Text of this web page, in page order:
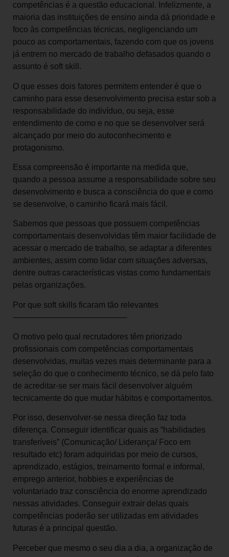
competências é a questão educacional. Infelizmente, a
maioria das instituições de ensino ainda dá prioridade e
foco às competências técnicas, negligenciando um
pouco as comportamentais, fazendo com que os jovens
já entrem no mercado de trabalho defasados quando o
assunto é soft skill.
O que esses dois fatores permitem entender é que o
caminho para esse desenvolvimento precisa estar sob a
responsabilidade do indivíduo, ou seja, esse
entendimento de como e no que se desenvolver será
alcançado por meio do autoconhecimento e
protagonismo.
Essa compreensão é importante na medida que,
quando a pessoa assume a responsabilidade sobre seu
desenvolvimento e busca a consciência do que e como
se desenvolve, o caminho ficará mais fácil.
Sabemos que pessoas que possuem competências
comportamentais desenvolvidas têm maior facilidade de
acessar o mercado de trabalho, se adaptar a diferentes
ambientes, assim como lidar com situações adversas,
dentre outras características vistas como fundamentais
pelas organizações.
Por que soft skills ficaram tão relevantes
——————————————
O motivo pelo qual recrutadores têm priorizado
profissionais com competências comportamentais
desenvolvidas, muitas vezes mais determinante para a
seleção do que o conhecimento técnico, se dá pelo fato
de acreditar-se ser mais fácil desenvolver alguém
tecnicamente do que mudar hábitos e comportamentos.
Por isso, desenvolver-se nessa direção faz toda
diferença. Conseguir identificar quais as “habilidades
transferíveis” (Comunicação/ Liderança/ Foco em
resultado etc) foram adquiridas por meio de cursos,
aprendizado, estágios, treinamento formal e informal,
emprego anterior, hobbies e experiências de
voluntariado traz consciência do enorme aprendizado
nessas atividades. Conseguir extrair delas quais
competências poderão ser utilizadas em atividades
futuras é a principal questão.
Perceber que mesmo o seu dia a dia, a organização de